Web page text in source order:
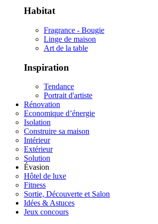
Habitat
Fragrance - Bougie
Linge de maison
Art de la table
Inspiration
Tendance
Portrait d'artiste
Rénovation
Economique d’énergie
Isolation
Construire sa maison
Intérieur
Extérieur
Solution
Évasion
Hôtel de luxe
Fitness
Sortie, Découverte et Salon
Idées & Astuces
Jeux concours